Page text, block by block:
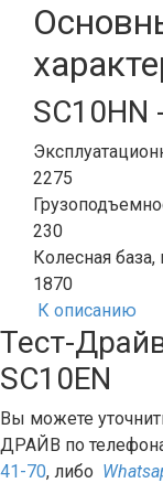
SC10HN
2275
230
Колесная
1870
К описанию
Тест-
SC10EN
Вы можете
ДРАЙВ по
41-70, либо